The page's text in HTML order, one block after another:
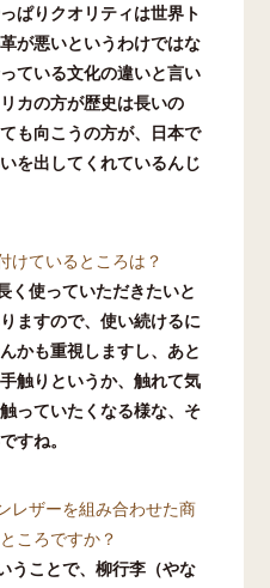
ぱりクオリティは世界ト
が悪いというわけではな
ている文化の違いと言い
カの方が歴史は長いの
も向こうの方が、日本で
を出してくれているんじ
けているところは？
く使っていただきたいと
ますので、使い続けるに
かも重視しますし、あと
触りというか、触れて気
っていたくなる様な、そ
すね。
レザーを組み合わせた商
ころですか？
うことで、柳行李（やな